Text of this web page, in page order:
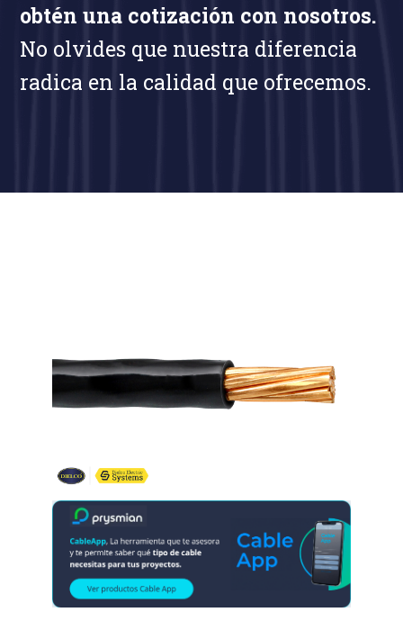
Buscar
obtén una cotización con nosotros.
No olvides que nuestra diferencia
radica en la calidad que ofrecemos.